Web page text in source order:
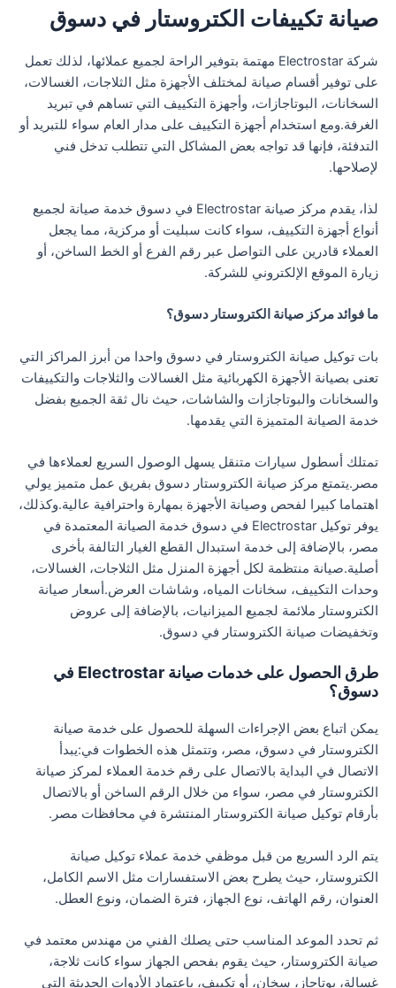
صيانة تكييفات الكتروستار في دسوق
شركة Electrostar مهتمة بتوفير الراحة لجميع عملائها، لذلك تعمل
على توفير أقسام صيانة لمختلف الأجهزة مثل الثلاجات، الغسالات،
السخانات، البوتاجازات، وأجهزة التكييف التي تساهم في تبريد
الغرفة.ومع استخدام أجهزة التكييف على مدار العام سواء للتبريد أو
التدفئة، فإنها قد تواجه بعض المشاكل التي تتطلب تدخل فني
لإصلاحها.
لذا، يقدم مركز صيانة Electrostar في دسوق خدمة صيانة لجميع
أنواع أجهزة التكييف، سواء كانت سبليت أو مركزية، مما يجعل
العملاء قادرين على التواصل عبر رقم الفرع أو الخط الساخن، أو
زيارة الموقع الإلكتروني للشركة.
ما فوائد مركز صيانة الكتروستار دسوق؟
بات توكيل صيانة الكتروستار في دسوق واحدا من أبرز المراكز التي
تعنى بصيانة الأجهزة الكهربائية مثل الغسالات والثلاجات والتكييفات
والسخانات والبوتاجازات والشاشات، حيث نال ثقة الجميع بفضل
خدمة الصيانة المتميزة التي يقدمها.
تمتلك أسطول سيارات متنقل يسهل الوصول السريع لعملاءها في
مصر.يتمتع مركز صيانة الكتروستار دسوق بفريق عمل متميز يولي
اهتماما كبيرا لفحص وصيانة الأجهزة بمهارة واحترافية عالية.وكذلك،
يوفر توكيل Electrostar في دسوق خدمة الصيانة المعتمدة في
مصر، بالإضافة إلى خدمة استبدال القطع الغيار التالفة بأخرى
أصلية.صيانة منتظمة لكل أجهزة المنزل مثل الثلاجات، الغسالات،
وحدات التكييف، سخانات المياه، وشاشات العرض.أسعار صيانة
الكتروستار ملائمة لجميع الميزانيات، بالإضافة إلى عروض
وتخفيضات صيانة الكتروستار في دسوق.
طرق الحصول على خدمات صيانة Electrostar في
دسوق؟
يمكن اتباع بعض الإجراءات السهلة للحصول على خدمة صيانة
الكتروستار في دسوق، مصر، وتتمثل هذه الخطوات في:يبدأ
الاتصال في البداية بالاتصال على رقم خدمة العملاء لمركز صيانة
الكتروستار في مصر، سواء من خلال الرقم الساخن أو بالاتصال
بأرقام توكيل صيانة الكتروستار المنتشرة في محافظات مصر.
يتم الرد السريع من قبل موظفي خدمة عملاء توكيل صيانة
الكتروستار، حيث يطرح بعض الاستفسارات مثل الاسم الكامل،
العنوان، رقم الهاتف، نوع الجهاز، فترة الضمان، ونوع العطل.
ثم تحدد الموعد المناسب حتى يصلك الفني من مهندس معتمد في
صيانة الكتروستار، حيث يقوم بفحص الجهاز سواء كانت ثلاجة،
غسالة، بوتاجاز، سخان، أو تكييف، باعتماد الأدوات الحديثة التي